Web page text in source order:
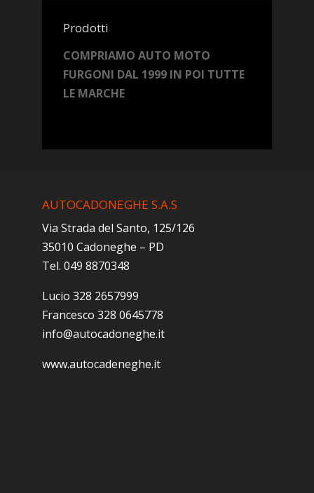
Prodotti
COMPRIAMO AUTO MOTO
FURGONI DAL 1999 IN POI TUTTE
LE MARCHE
AUTOCADONEGHE S.A.S
Via Strada del Santo, 125/126
35010 Cadoneghe – PD
Tel. 049 8870348
Lucio 328 2657999
Francesco 328 0645778
info@autocadoneghe.it
www.autocadeneghe.it